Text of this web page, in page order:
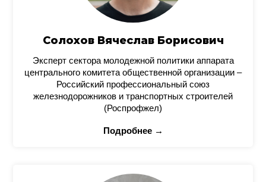
Солохов Вячеслав Борисович
Эксперт сектора молодежной политики аппарата
центрального комитета общественной организации –
Российский профессиональный союз
железнодорожников и транспортных строителей
(Роспрофжел)
Подробнее →